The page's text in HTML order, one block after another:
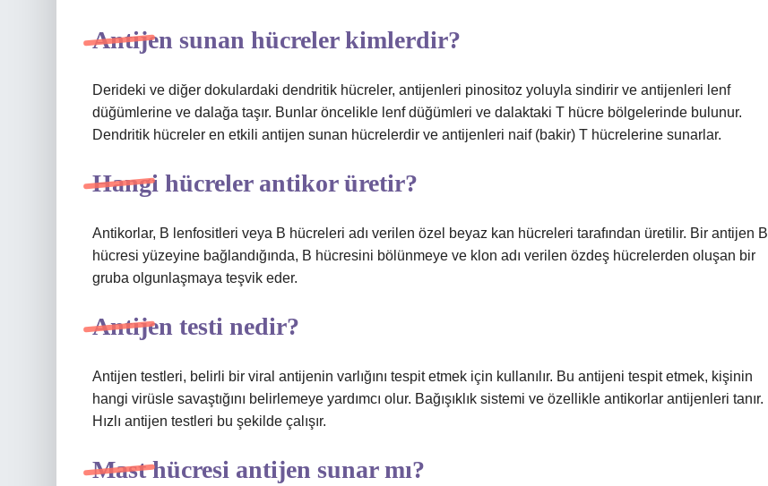
Antijen sunan hücreler kimlerdir?
Derideki ve diğer dokulardaki dendritik hücreler, antijenleri pinositoz yoluyla sindirir ve antijenleri lenf
düğümlerine ve dalağa taşır. Bunlar öncelikle lenf düğümleri ve dalaktaki T hücre bölgelerinde bulunur.
Dendritik hücreler en etkili antijen sunan hücrelerdir ve antijenleri naif (bakir) T hücrelerine sunarlar.
Hangi hücreler antikor üretir?
Antikorlar, B lenfositleri veya B hücreleri adı verilen özel beyaz kan hücreleri tarafından üretilir. Bir antijen B
hücresi yüzeyine bağlandığında, B hücresini bölünmeye ve klon adı verilen özdeş hücrelerden oluşan bir
gruba olgunlaşmaya teşvik eder.
Antijen testi nedir?
Antijen testleri, belirli bir viral antijenin varlığını tespit etmek için kullanılır. Bu antijeni tespit etmek, kişinin
hangi virüsle savaştığını belirlemeye yardımcı olur. Bağışıklık sistemi ve özellikle antikorlar antijenleri tanır.
Hızlı antijen testleri bu şekilde çalışır.
Mast hücresi antijen sunar mı?